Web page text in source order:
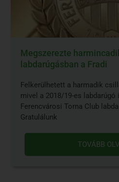
Megszerezte
labdarúgásban a Fradi
Felkerülhetett a harmadik
mivel a 2018/19-es labdarúgó
Ferencvárosi Torna Club
Gratulálunk
TOVÁBB